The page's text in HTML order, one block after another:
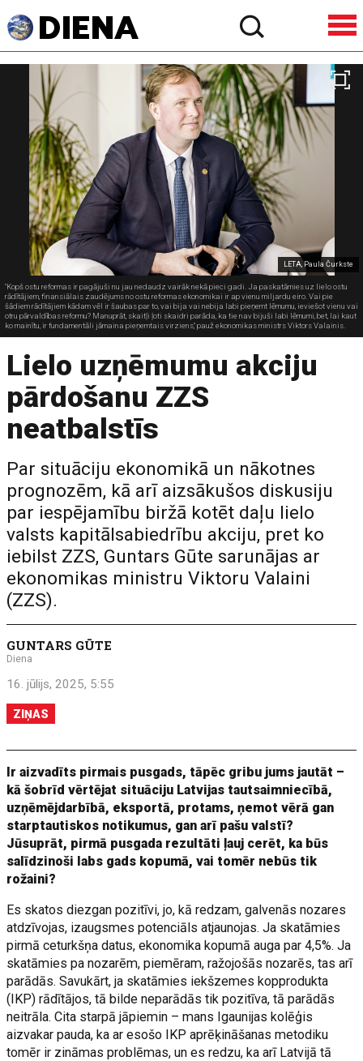
LETA, Paula Čurkste
"Kopš ostu reformas ir pagājuši nu jau nedaudz vairāk nekā pieci gadi. Ja paskatāmies uz lielo ostu
rādītājiem, finansiālais zaudējums no ostu reformas ekonomikai ir ap vienu miljardu eiro. Vai pie
šādiem rādītājiem kādam vēl ir šaubas par to, vai bija vai nebija labi pieņemt lēmumu, ieviešot vienu vai
otru pārvaldības reformu? Manuprāt, skaitļi ļoti skaidri parāda, ka tie nav bijuši labi lēmumi, bet, lai kaut
ko mainītu, ir fundamentāli jāmaina pieņemtais virziens," pauž ekonomikas ministrs Viktors Valainis.
Lielo uzņēmumu akciju
pārdošanu ZZS
neatbalstīs
Par situāciju ekonomikā un nākotnes
prognozēm, kā arī aizsākušos diskusiju
par iespējamību biržā kotēt daļu lielo
valsts kapitālsabiedrību akciju, pret ko
iebilst ZZS, Guntars Gūte sarunājas ar
ekonomikas ministru Viktoru Valaini
(ZZS).
GUNTARS GŪTE
Diena
16. jūlijs, 2025, 5:55
ZIŅAS
Ir aizvadīts pirmais pusgads, tāpēc gribu jums jautāt –
kā šobrīd vērtējat situāciju Latvijas tautsaimniecībā,
uzņēmējdarbībā, eksportā, protams, ņemot vērā gan
starptautiskos notikumus, gan arī pašu valstī?
Jūsuprāt, pirmā pusgada rezultāti ļauj cerēt, ka būs
salīdzinoši labs gads kopumā, vai tomēr nebūs tik
rožaini?
Es skatos diezgan pozitīvi, jo, kā redzam, galvenās nozares
atdzīvojas, izaugsmes potenciāls atjaunojas. Ja skatāmies
pirmā ceturkšņa datus, ekonomika kopumā auga par 4,5%. Ja
skatāmies pa nozarēm, piemēram, ražojošās nozarēs, tas arī
parādās. Savukārt, ja skatāmies iekšzemes kopprodukta
(IKP) rādītājos, tā bilde neparādās tik pozitīva, tā parādās
neitrāla. Cita starpā jāpiemin – mans Igaunijas kolēģis
aizvakar pauda, ka ar esošo IKP aprēķināšanas metodiku
tomēr ir zināmas problēmas, un es redzu, ka arī Latvijā tā